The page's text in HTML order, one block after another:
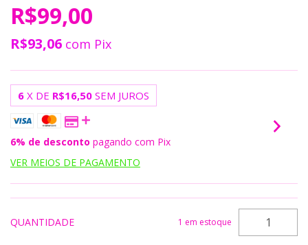
R$99,00
R$93,06 com Pix
6 X DE R$16,50 SEM JUROS
6% de desconto pagando com Pix
VER MEIOS DE PAGAMENTO
QUANTIDADE 1 em estoque